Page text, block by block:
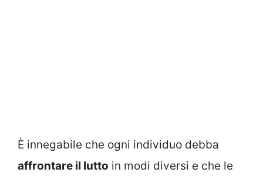
È innegabile che ogni individuo debba
affrontare il lutto in modi diversi e che le